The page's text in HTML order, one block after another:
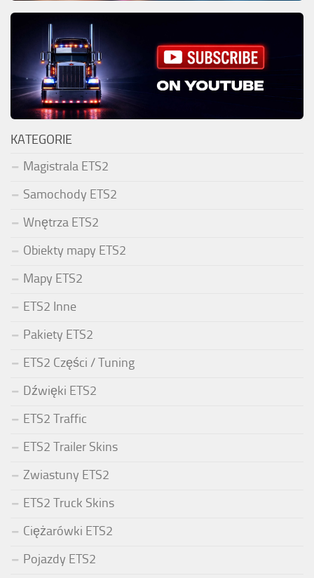
KATEGORIE
Magistrala ETS2
Samochody ETS2
Wnętrza ETS2
Obiekty mapy ETS2
Mapy ETS2
ETS2 Inne
Pakiety ETS2
ETS2 Części / Tuning
Dźwięki ETS2
ETS2 Traffic
ETS2 Trailer Skins
Zwiastuny ETS2
ETS2 Truck Skins
Ciężarówki ETS2
Pojazdy ETS2